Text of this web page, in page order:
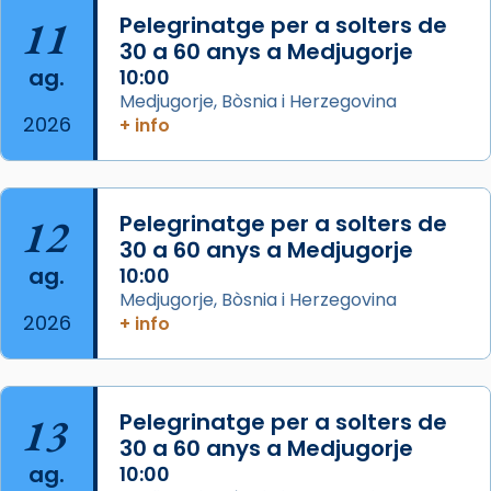
pontifici, amb orquestra i cor, i té una
duració aproximada de tres hores. Després,
processó (recuperada el 1972) al voltant
del temple amb les relíquies de les santes.
Des de 1985 hi participa també un grup de
«Si vols saber què és calor, ves per les
Santes a Mataró»🥵.
Photo
View on Facebook · Share
2 weeks ago
Jaume, fill de Zebedeu, és juntament amb el
seu germà Joan i Pere un dels que
11
ag.
2026
Pelegrinatge per a solters de
30 a 60 anys a Medjugorje
10:00
Medjugorje, Bòsnia i Herzegovina
+ info
12
ag.
2026
Pelegrinatge per a solters de
30 a 60 anys a Medjugorje
10:00
Medjugorje, Bòsnia i Herzegovina
+ info
13
ag.
Pelegrinatge per a solters de
30 a 60 anys a Medjugorje
10:00